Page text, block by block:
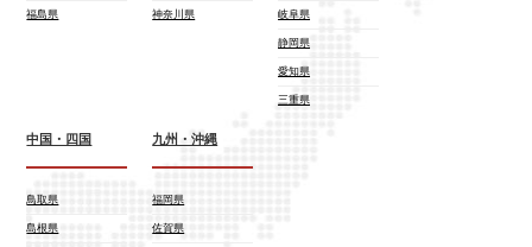
福島県 神奈川県 岐阜県
静岡県
愛知県
三重県
中国・四国
鳥取県
島根県
九州・沖縄
福岡県
佐賀県